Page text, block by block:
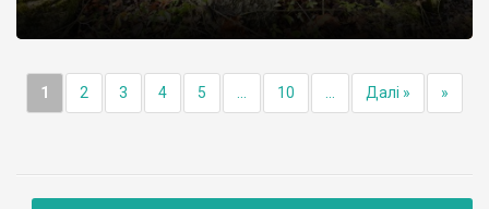
1 2 3 4 5 10 Далі » »